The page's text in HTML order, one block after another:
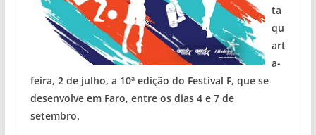
ta
qu
art
a-
feira, 2 de julho, a 10ª edição do Festival F, que se
desenvolve em Faro, entre os dias 4 e 7 de
setembro.